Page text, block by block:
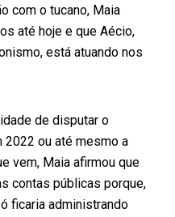
com o tucano, Maia
até hoje e que Aécio,
está atuando nos
de disputar o
2022 ou até mesmo a
vem, Maia afirmou que
contas públicas porque,
ficaria administrando